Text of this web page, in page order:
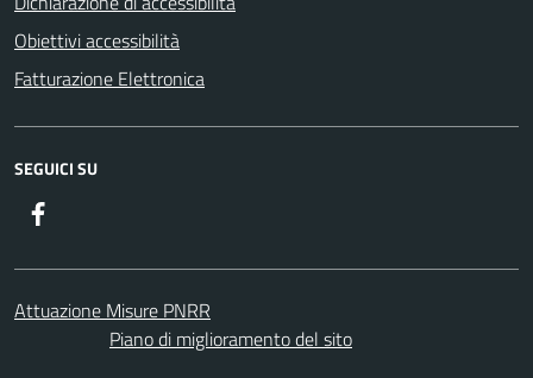
Obiettivi accessibilità
Fatturazione Elettronica
SEGUICI SU
Attuazione Misure PNRR
Piano di miglioramento del sito